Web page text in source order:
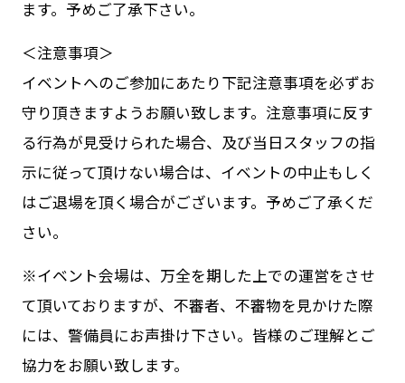
ます。予めご了承下さい。
＜注意事項＞
イベントへのご参加にあたり下記注意事項を必ずお
守り頂きますようお願い致します。注意事項に反す
る行為が見受けられた場合、及び当日スタッフの指
示に従って頂けない場合は、イベントの中止もしく
はご退場を頂く場合がございます。予めご了承くだ
さい。
※イベント会場は、万全を期した上での運営をさせ
て頂いておりますが、不審者、不審物を見かけた際
には、警備員にお声掛け下さい。皆様のご理解とご
協力をお願い致します。